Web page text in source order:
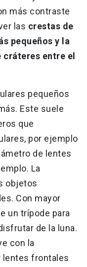
más contraste
las crestas de
pequeños y la
entre el
pequeños
Este suele
que
por ejemplo
de lentes
La
objetos
Con mayor
un trípode para
de la luna.
con la
lentes frontales